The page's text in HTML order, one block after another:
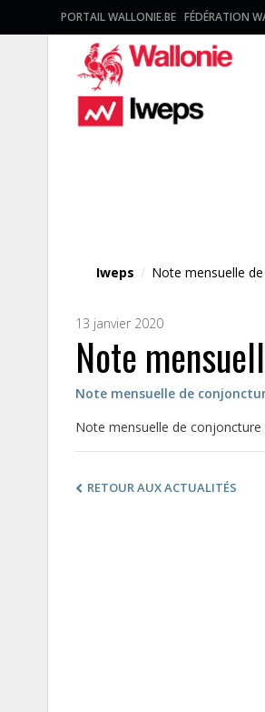
PORTAIL WALLONIE.BE FÉDÉRATION
Iweps / Note mensuelle
13 janvier 2020
Note
Note mensuelle de
Note mensuelle de conjoncture
RETOUR AUX ACTUALITÉS